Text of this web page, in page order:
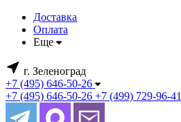
Доставка
Оплата
Еще
г. Зеленоград
+7 (495) 646-50-26
+7 (495) 646-50-26 +7 (499) 729-96-41